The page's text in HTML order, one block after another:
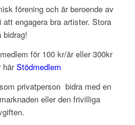
förening och är beroende av
engagera bra artister. Stora
bidrag!
för 100 kr/år eller 300kr
härStödmedlem
privatperson bidra med en
eller den frivilliga